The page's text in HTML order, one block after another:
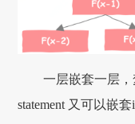
一层嵌套一层，
statement 又可以嵌套